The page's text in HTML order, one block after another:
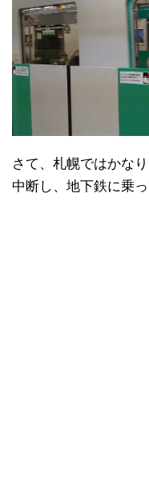
さて、札幌ではかな
中断し、地下鉄に乗っ